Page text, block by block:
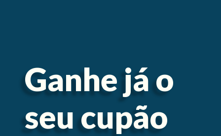
Ganhe já o
seu cupão